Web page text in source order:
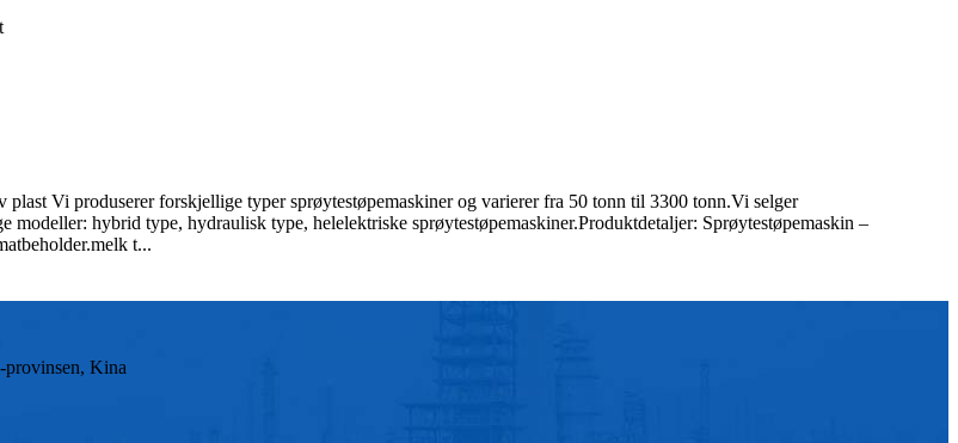
Vi produserer forskjellige typer sprøytestøpemaskiner og varierer fra 50 tonn til 3300 tonn.Vi selger
hybrid type, hydraulisk type, helelektriske sprøytestøpemaskiner.Produktdetaljer: Sprøytestøpemaskin –
t...
provinsen, Kina